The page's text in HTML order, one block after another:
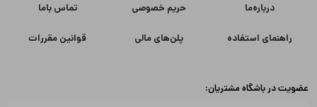
درباره‌ما حریم خصوصی تماس با‌ما
راهنمای استفاده پلن‌های مالی قوانین مقررات
عضویت در باشگاه مشتریان: